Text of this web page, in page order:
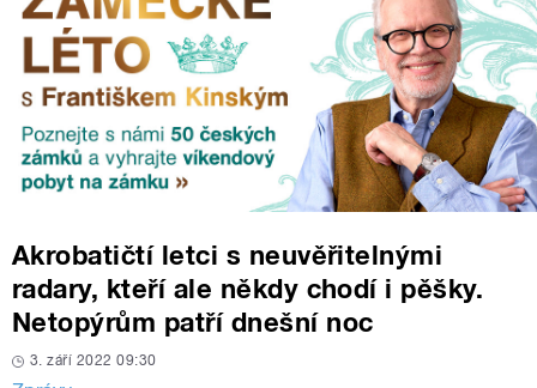
Akrobatičtí letci s neuvěřitelnými
radary, kteří ale někdy chodí i pěšky.
Netopýrům patří dnešní noc
3. září 2022 09:30